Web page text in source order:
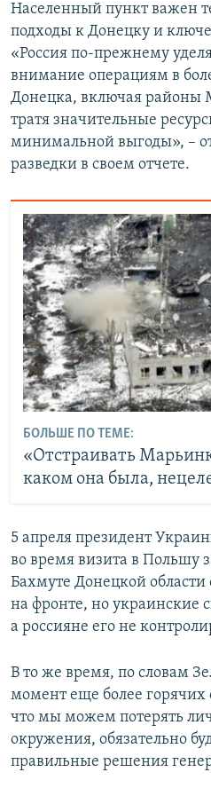
Населенный пункт важен
подходы к Донецку и
«Россия по-прежнему
внимание операциям в
Донецка, включая районы
тратя значительные
минимальной выгоды», –
разведки в своем отчете.
БОЛЬШЕ ПО ТЕМЕ:
«Отстраивать
каком она была,
5 апреля президент
во время визита в Польшу
Бахмуте Донецкой области
на фронте, но украинские
а россияне его не
В то же время, по словам
момент еще более горячих
что мы можем потерять
окружения, обязательно
правильные решения